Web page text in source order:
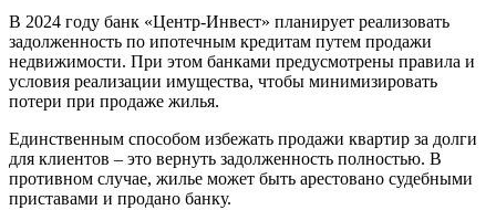
В 2024 году банк «Центр-Инвест» планирует реализовать
задолженность по ипотечным кредитам путем продажи
недвижимости. При этом банками предусмотрены правила и
условия реализации имущества, чтобы минимизировать
потери при продаже жилья.
Единственным способом избежать продажи квартир за долги
для клиентов – это вернуть задолженность полностью. В
противном случае, жилье может быть арестовано судебными
приставами и продано банку.